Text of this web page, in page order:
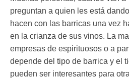
preguntan a quien les está
hacen con las barricas una vez
en la crianza de sus vinos. La
empresas de espirituosos o a
depende del tipo de barrica y el
pueden ser interesantes para